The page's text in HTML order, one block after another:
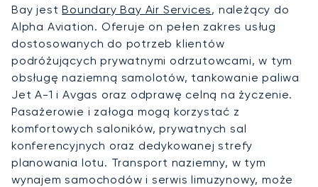
Bay jestBoundary Bay Air Services, należący do
Alpha Aviation. Oferuje on pełen zakres usług
dostosowanych do potrzeb klientów
podróżujących prywatnymi odrzutowcami, w tym
obsługę naziemną samolotów, tankowanie paliwa
Jet A-1 i Avgas oraz odprawę celną na życzenie.
Pasażerowie i załoga mogą korzystać z
komfortowych saloników, prywatnych sal
konferencyjnych oraz dedykowanej strefy
planowania lotu. Transport naziemny, w tym
wynajem samochodów i serwis limuzynowy, może